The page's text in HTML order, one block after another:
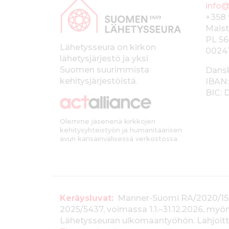
Lähetysseura on kirkon
lähetysjärjestö ja yksi
Suomen suurimmista
kehitysjärjestöistä.
Olemme jäsenenä kirkkojen
kehitysyhteistyön ja humanitaarisen
avun kansainvälisessä verkostossa.
+358
PL 56
BIC:
T
i
Keräysluvat: Manner-Suomi RA/2020/
2025/5437, voimassa 1.1.–31.12.2026,
Lähetysseuran ulkomaantyöhön.